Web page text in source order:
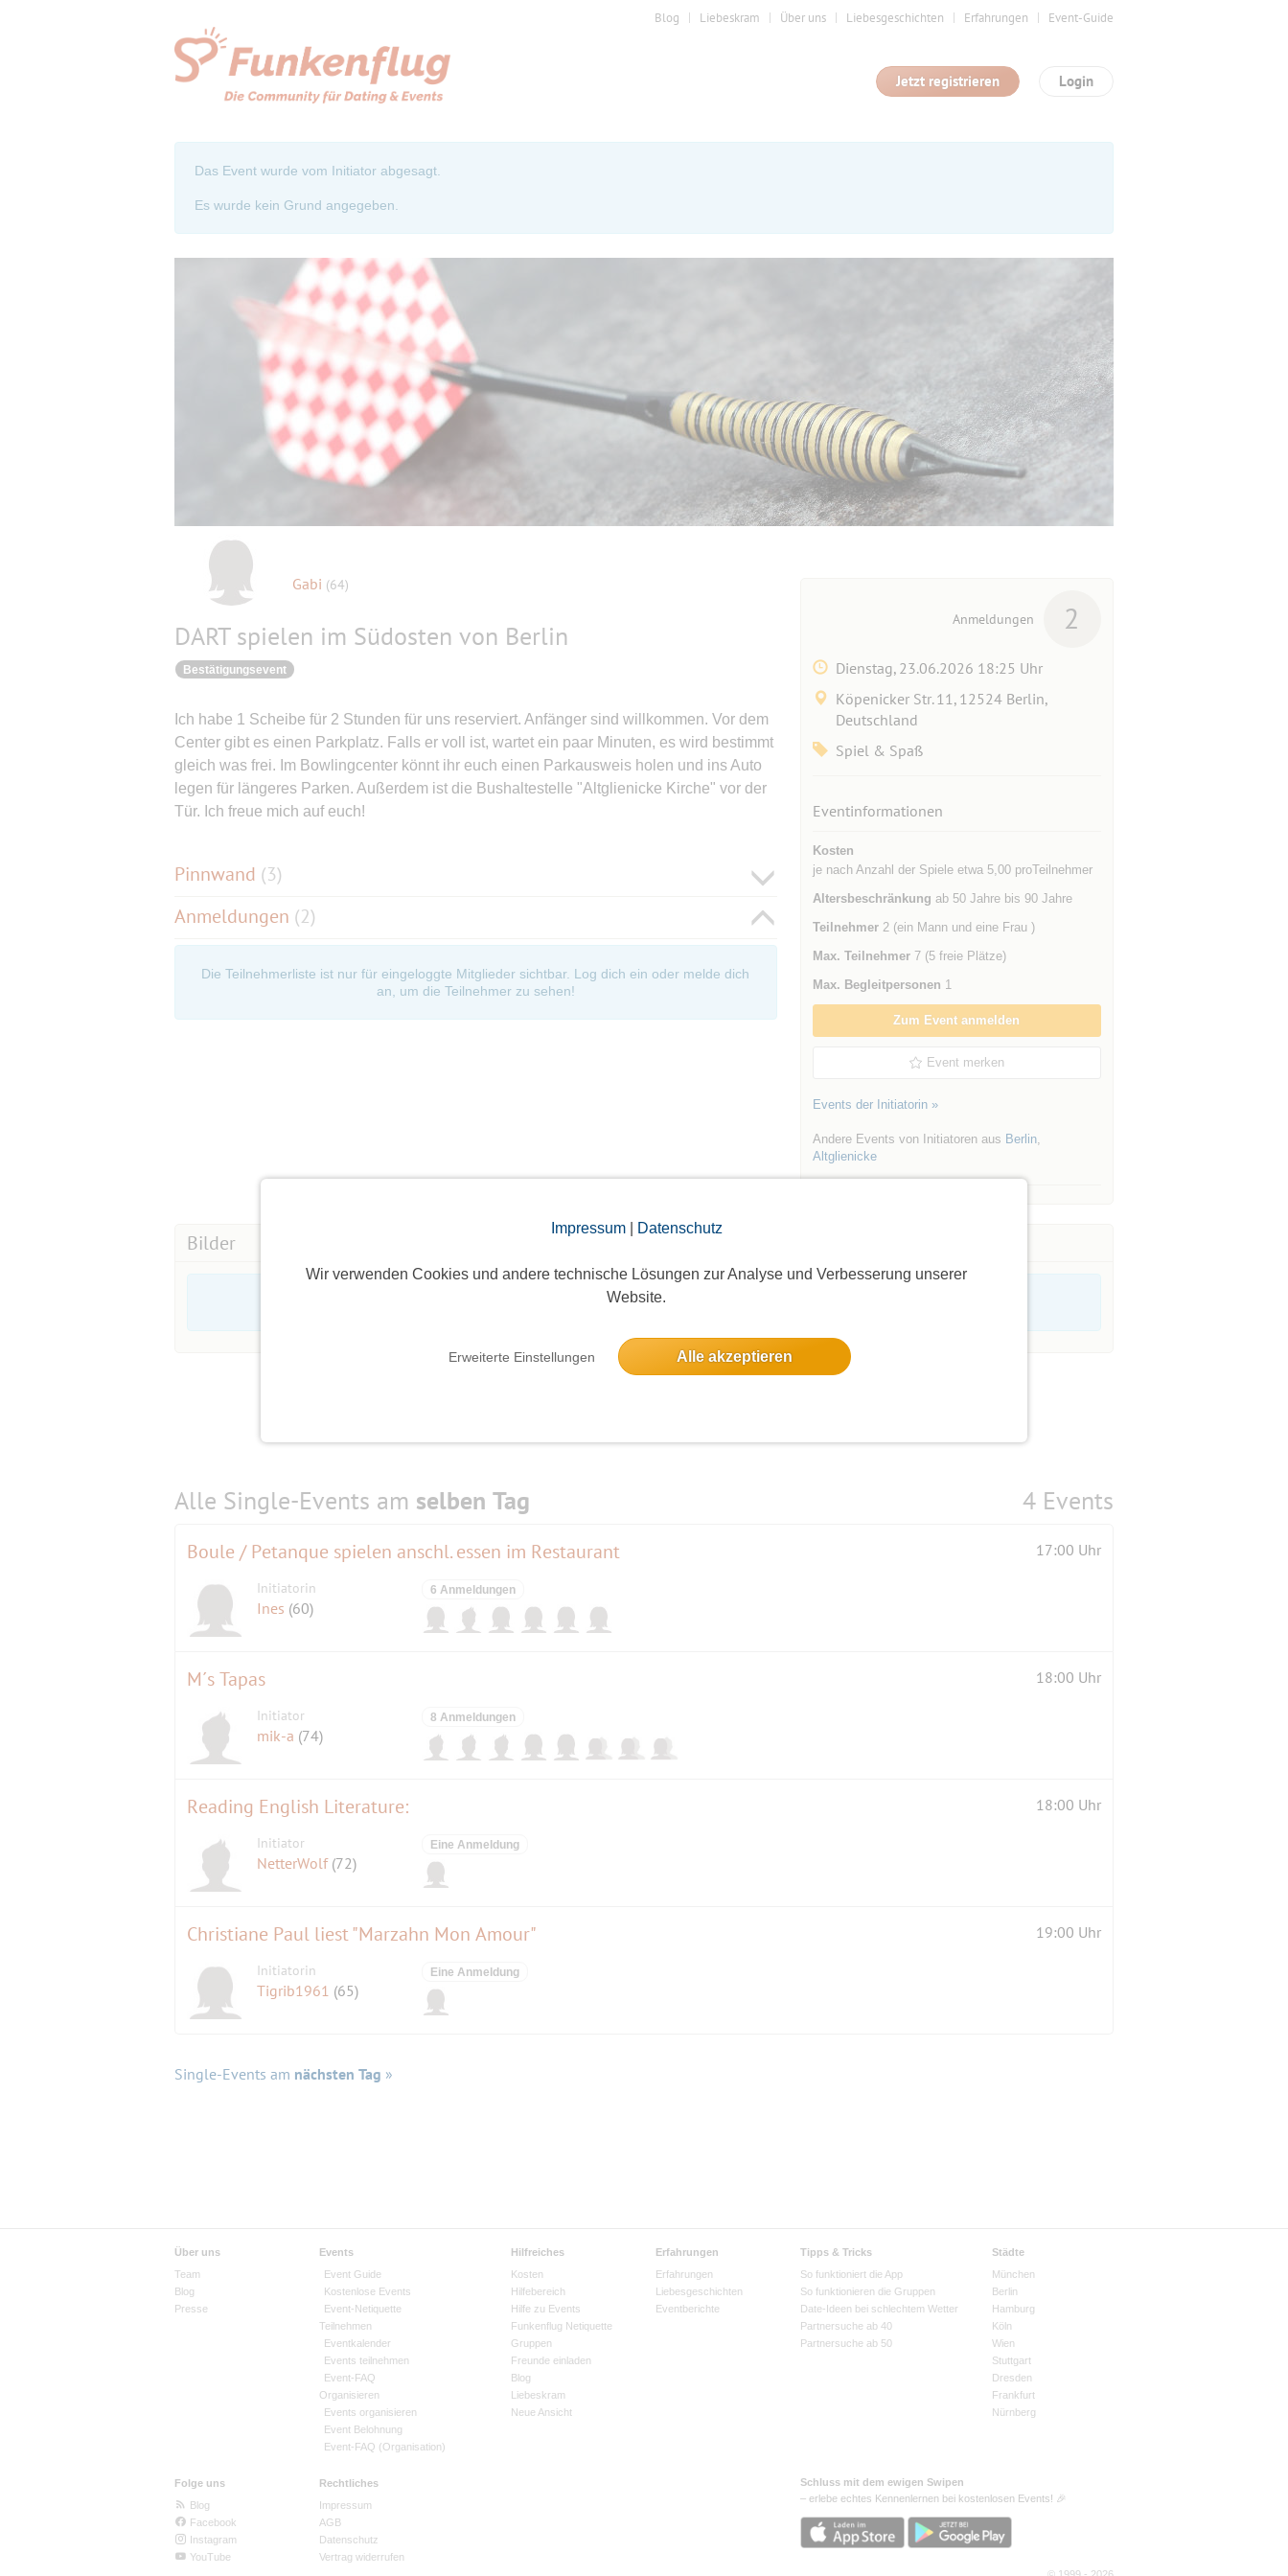
Impressum| Datenschutz
Wir verwenden Cookies und andere technische Lösungen zur Analyse und Verbesserung unserer
Website.
Erweiterte Einstellungen Alle akzeptieren
Blog Liebeskram Über uns Liebesgeschichten Erfahrungen Event-Guide
Login
Jetzt registrieren
Das Event wurde vom Initiator abgesagt.
Es wurde kein Grund angegeben.
Gabi (64)
DART spielen im Südosten von Berlin
Bestätigungsevent
Ich habe 1 Scheibe für 2 Stunden für uns reserviert. Anfänger sind willkommen. Vor dem
Center gibt es einen Parkplatz. Falls er voll ist, wartet ein paar Minuten, es wird bestimmt
gleich was frei. Im Bowlingcenter könnt ihr euch einen Parkausweis holen und ins Auto
legen für längeres Parken. Außerdem ist die Bushaltestelle "Altglienicke Kirche" vor der
Tür. Ich freue mich auf euch!
Pinnwand (3)
Anmeldungen (2)
Die Teilnehmerliste ist nur für eingeloggte Mitglieder sichtbar. Log dich ein oder melde dich
an, um die Teilnehmer zu sehen!
Anmeldungen 2
Dienstag, 23.06.2026 18:25 Uhr
Köpenicker Str. 11, 12524 Berlin,
Deutschland
Spiel & Spaß
Eventinformationen
Kosten
je nach Anzahl der Spiele etwa 5,00 proTeilnehmer
Altersbeschränkung ab 50 Jahre bis 90 Jahre
Teilnehmer2 (ein Mann und eine Frau )
Max. Teilnehmer7 (5 freie Plätze)
Max. Begleitpersonen 1
Zum Event anmelden
Event merken
Events der Initiatorin »
Andere Events von Initiatoren aus Berlin,
Altglienicke
Bilder
Die Bildergalerien sind nur für eingeloggte Mitglieder sichtbar.
Alle Single-Events am selben Tag 4 Events
Boule / Petanque spielen anschl. essen im Restaurant 17:00 Uhr
Initiatorin
Ines (60)
6 Anmeldungen
M´s Tapas 18:00 Uhr
Initiator
mik-a (74)
8 Anmeldungen
Reading English Literature: 18:00 Uhr
Initiator
NetterWolf (72)
Eine Anmeldung
Christiane Paul liest "Marzahn Mon Amour" 19:00 Uhr
Initiatorin
Tigrib1961 (65)
Eine Anmeldung
Single-Events am nächsten Tag »
Über uns
Team
Blog
Presse
Events
Event Guide
Kostenlose Events
Event-Netiquette
Teilnehmen
Eventkalender
Events teilnehmen
Event-FAQ
Organisieren
Events organisieren
Event Belohnung
Event-FAQ (Organisation)
Hilfreiches
Kosten
Hilfebereich
Hilfe zu Events
Funkenflug Netiquette
Gruppen
Freunde einladen
Blog
Liebeskram
Neue Ansicht
Erfahrungen
Erfahrungen
Liebesgeschichten
Eventberichte
Tipps & Tricks
So funktioniert die App
So funktionieren die Gruppen
Date-Ideen bei schlechtem Wetter
Partnersuche ab 40
Partnersuche ab 50
Städte
München
Berlin
Hamburg
Köln
Wien
Stuttgart
Dresden
Frankfurt
Nürnberg
Folge uns
Blog
Facebook
Instagram
YouTube
Rechtliches
Impressum
AGB
Datenschutz
Vertrag widerrufen
Schluss mit dem ewigen Swipen
– erlebe echtes Kennenlernen bei kostenlosen Events! 🎉